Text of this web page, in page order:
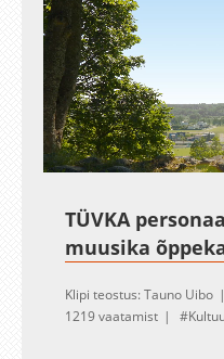
UnmuteLoaded:
0.40%
TÜVKA
muusika
Klipi teostus: Tauno Uibo
1219 vaatamist